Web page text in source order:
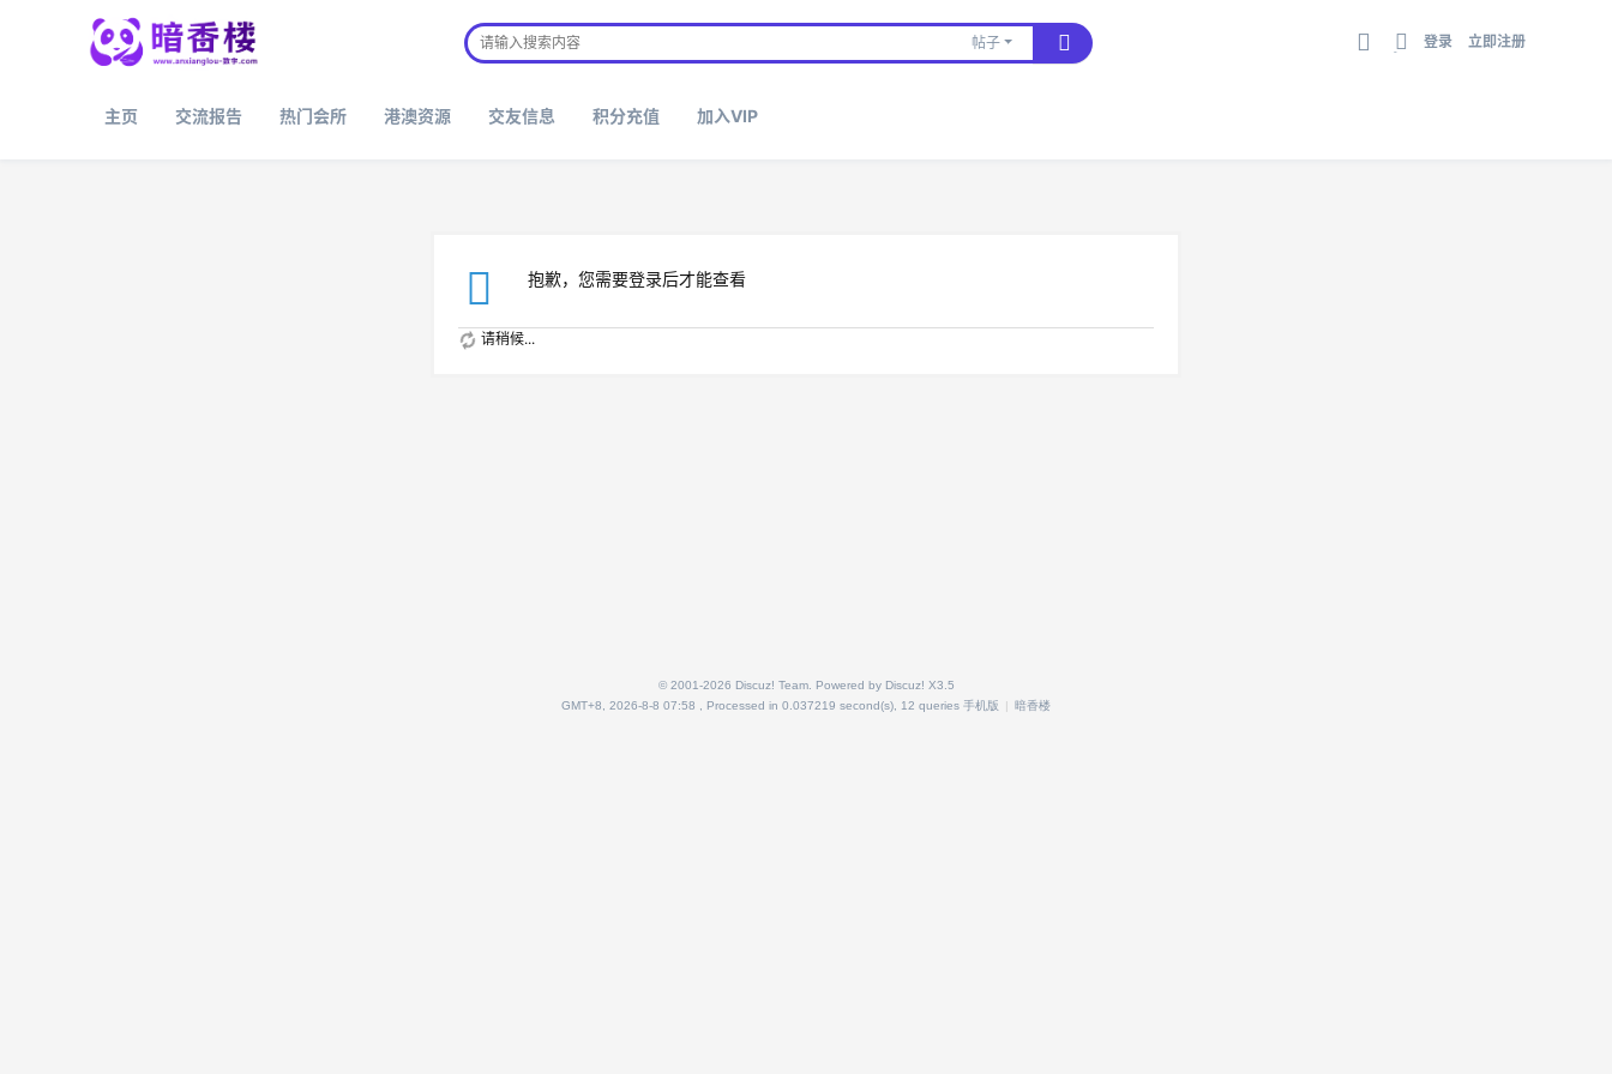
帖子 登录 立即注册
主页 交流报告 热门会所 港澳资源 交友信息 积分充值 加入VIP
抱歉，您需要登录后才能查看
请稍候...
© 2001-2026 Discuz! Team. Powered by Discuz! X3.5
GMT+8, 2026-8-8 07:58 , Processed in 0.037219 second(s), 12 queries 手机版 | 暗香楼